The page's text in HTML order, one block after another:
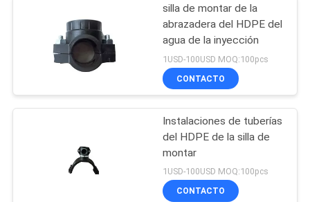
silla de montar de la
abrazadera del HDPE del
agua de la inyección
1USD-100USD MOQ:100pcs
CONTACTO
Instalaciones de tuberías
del HDPE de la silla de
montar
1USD-100USD MOQ:100pcs
CONTACTO